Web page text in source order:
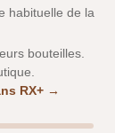
habituelle de la
bouteilles.
RX+ →